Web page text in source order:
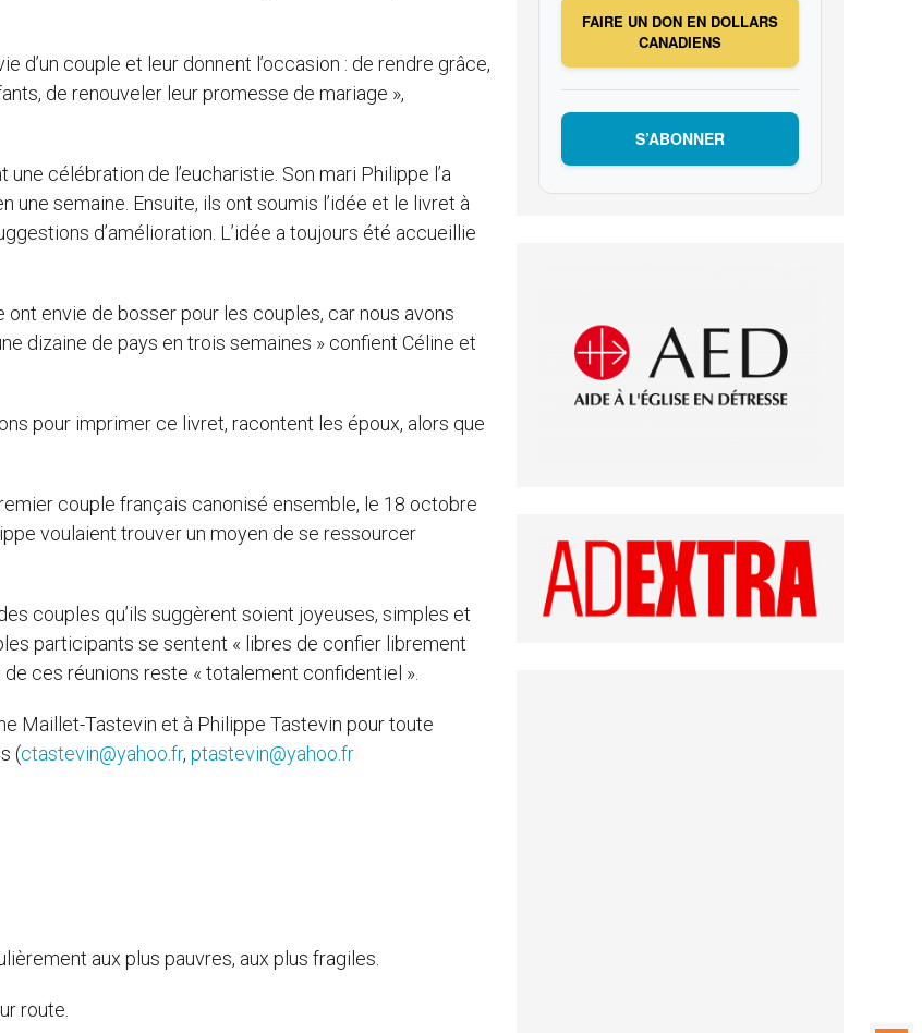
couple et leur donnent l’occasion : de rendre grâce,
de renouveler leur promesse de mariage »,
célébration de l’eucharistie. Son mari Philippe l’a
semaine. Ensuite, ils ont soumis l’idée et le livret à
d’amélioration. L’idée a toujours été accueillie
envie de bosser pour les couples, car nous avons
dizaine de pays en trois semaines » confient Céline et
pour imprimer ce livret, racontent les époux, alors que
couple français canonisé ensemble, le 18 octobre
voulaient trouver un moyen de se ressourcer
couples qu’ils suggèrent soient joyeuses, simples et
participants se sentent « libres de confier librement
ces réunions reste « totalement confidentiel ».
Maillet-Tastevin et à Philippe Tastevin pour toute
(ctastevin@yahoo.fr, ptastevin@yahoo.fr
aux plus pauvres, aux plus fragiles.
route.
FAIRE UN DON EN DOLLARS
CANADIENS
S’ABONNER